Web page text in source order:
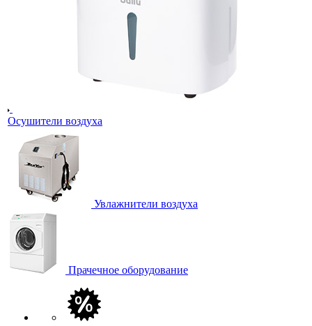
Осушители воздуха
Увлажнители воздуха
Прачечное оборудование